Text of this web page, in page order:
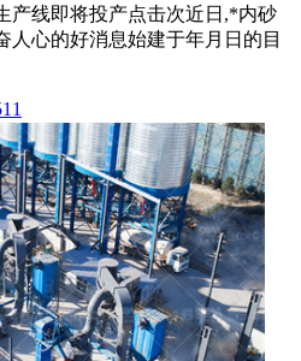
产线即将投产点击次近日,*内砂
人心的好消息始建于年月日的目